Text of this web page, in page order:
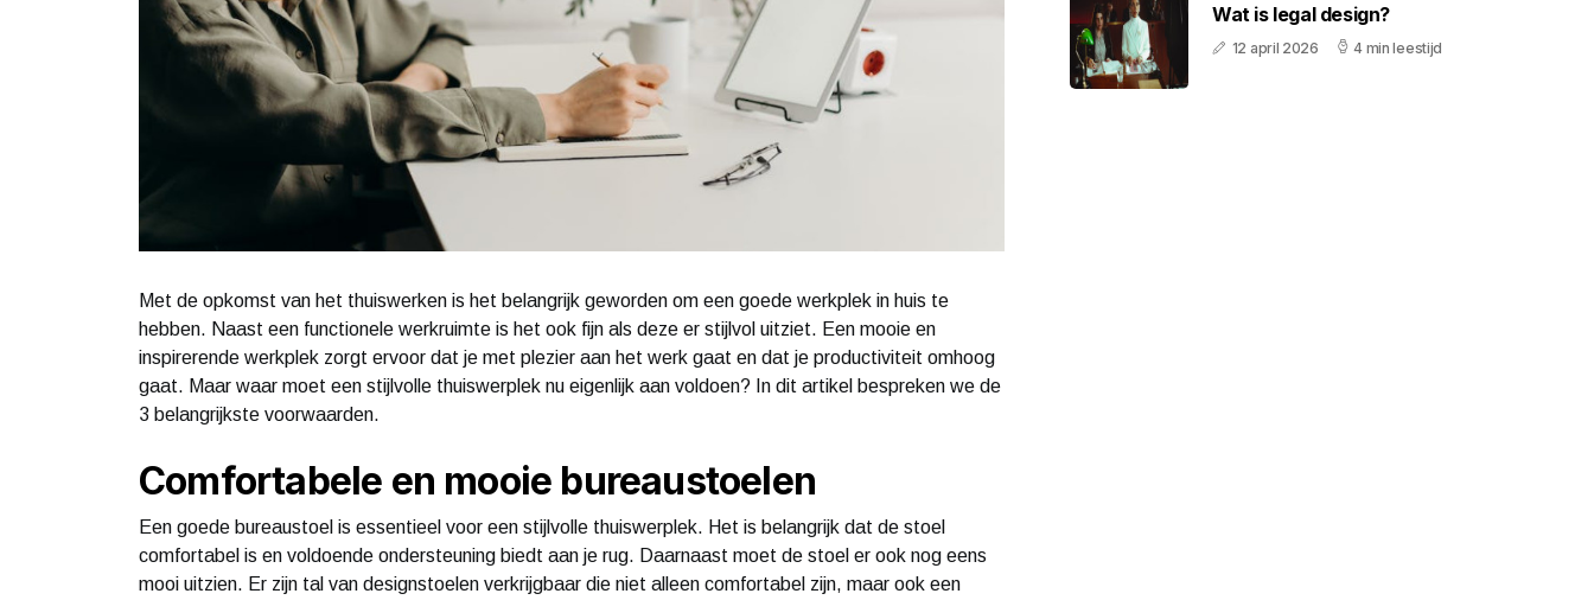
Met de opkomst van het thuiswerken is het belangrijk geworden om een goede werkplek in huis te
hebben. Naast een functionele werkruimte is het ook fijn als deze er stijlvol uitziet. Een mooie en
inspirerende werkplek zorgt ervoor dat je met plezier aan het werk gaat en dat je productiviteit omhoog
gaat. Maar waar moet een stijlvolle thuiswerplek nu eigenlijk aan voldoen? In dit artikel bespreken we de
3 belangrijkste voorwaarden.
Comfortabele en mooie bureaustoelen
Een goede bureaustoel is essentieel voor een stijlvolle thuiswerplek. Het is belangrijk dat de stoel
comfortabel is en voldoende ondersteuning biedt aan je rug. Daarnaast moet de stoel er ook nog eens
mooi uitzien. Er zijn tal van designstoelen verkrijgbaar die niet alleen comfortabel zijn, maar ook een
Wat is legal design?
12 april 2026 4 min leestijd